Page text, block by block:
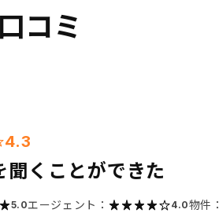
コミ
4.3
くことができた
5.0エージェント： 4.0物件：